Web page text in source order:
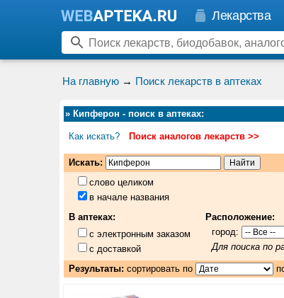
Лекарства
На главную → Поиск лекарств в аптеках
» Кипферон - поиск в аптеках:
Как искать? Поиск аналогов лекарств >>
Искать:
слово целиком
в начале названия
В аптеках:
с электронным заказом
с доставкой
Расположение:
город:
Для поиска по
Результаты: сортировать по